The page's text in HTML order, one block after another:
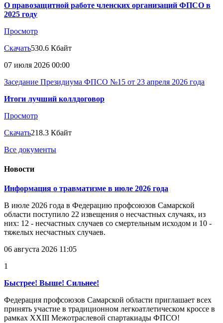
О правозащитной работе членских организаций ФПСО в
2025 году
Просмотр
Скачать530.6 Кбайт
07 июля 2026 00:00
Заседание Президиума ФПСО №15 от 23 апреля 2026 года
Итоги лучший коллдоговор
Просмотр
Скачать218.3 Кбайт
Все документы
Новости
Информация о травматизме в июле 2026 года
В июле 2026 года в Федерацию профсоюзов Самарской
области поступило 22 извещения о несчастных случаях, из
них: 12 - несчастных случаев со смертельным исходом и 10 -
тяжелых несчастных случаев.
06 августа 2026 11:05
1
Быстрее! Выше! Сильнее!
Федерация профсоюзов Самарской области приглашает всех
принять участие в традиционном легкоатлетическом кроссе в
рамках XXIII Межотраслевой спартакиады ФПСО!